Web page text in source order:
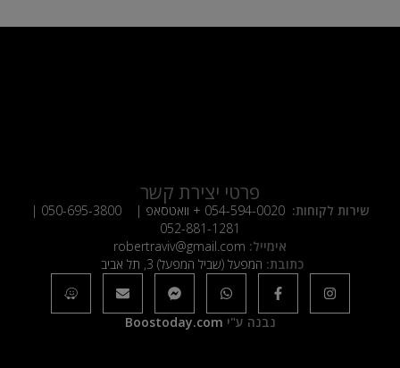
פרטי יצירת קשר
שירות לקוחות: 054-594-0020 + וואטסאפ | 050-695-3800
|
052-881-1281
אימייל: robertraviv@gmail.com
כתובת: המפעל (שביל המפעל) 3, תל אביב
נבנה ע"י Boostoday.com